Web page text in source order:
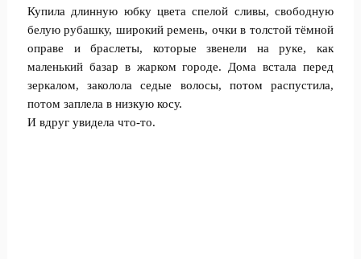
Купила длинную юбку цвета спелой сливы, свободную
белую рубашку, широкий ремень, очки в толстой тёмной
оправе и браслеты, которые звенели на руке, как
маленький базар в жарком городе. Дома встала перед
зеркалом, заколола седые волосы, потом распустила,
потом заплела в низкую косу.
И вдруг увидела что-то.